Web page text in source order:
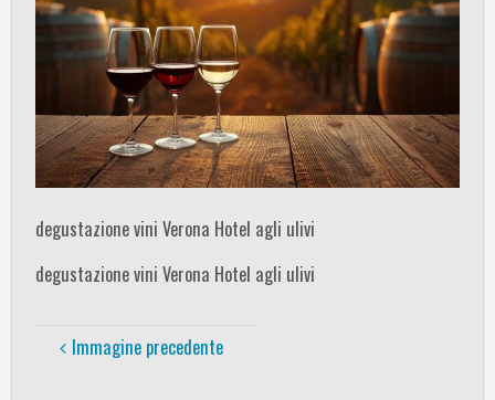
degustazione vini Verona Hotel agli ulivi
degustazione vini Verona Hotel agli ulivi
Immagine precedente